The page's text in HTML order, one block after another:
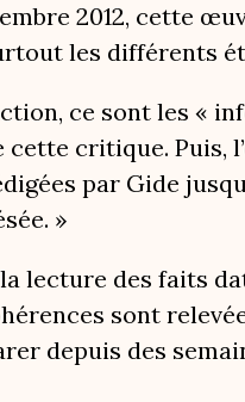
2012, cette
les différents
ce sont les «
critique. Puis,
par Gide
»
lecture des faits
sont
depuis des